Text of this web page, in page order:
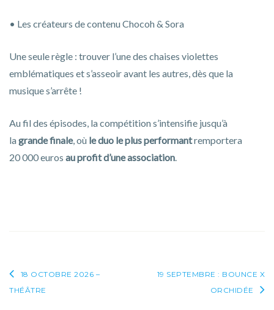
•⁠ Les créateurs de contenu Chocoh & Sora
Une seule règle : trouver l’une des chaises violettes
emblématiques et s’asseoir avant les autres, dès que la
musique s’arrête !
Au fil des épisodes, la compétition s’intensifie jusqu’à
lagrande finale, où le duo le plus performantremportera
20 000 euros au profit d’une association.
Navigation
de
18 OCTOBRE 2026 –
THÉÂTRE
19 SEPTEMBRE : BOUNCE X
ORCHIDÉE